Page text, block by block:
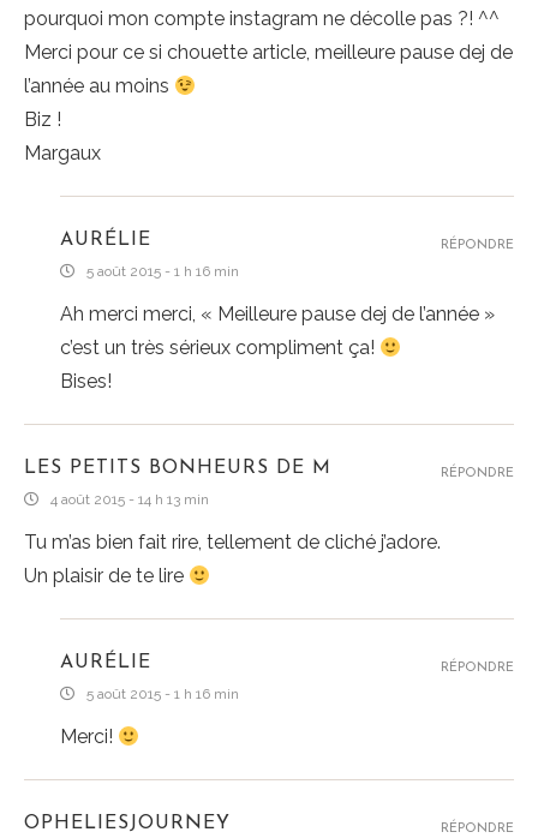
pourquoi mon compte instagram ne décolle pas ?! ^^
Merci pour ce si chouette article, meilleure pause dej de
l’année au moins
Biz !
Margaux
AURÉLIE
5 août 2015 - 1 h 16 min
Ah merci merci, « Meilleure pause dej de l’année »
c’est un très sérieux compliment ça!
Bises!
RÉPONDRE
LES PETITS BONHEURS DE M
4 août 2015 - 14 h 13 min
Tu m’as bien fait rire, tellement de cliché j’adore.
Un plaisir de te lire
RÉPONDRE
AURÉLIE
5 août 2015 - 1 h 16 min
Merci!
RÉPONDRE
OPHELIESJOURNEY RÉPONDRE